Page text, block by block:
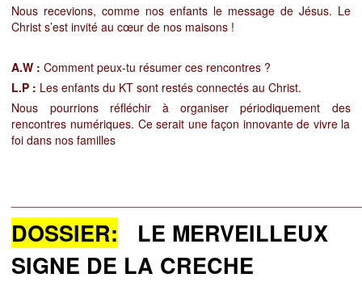
Nous recevions, comme nos enfants le message de Jésus. Le
Christ s’est invité au cœur de nos maisons !
A.W : Comment peux-tu résumer ces rencontres ?
L.P : Les enfants du KT sont restés connectés au Christ.
Nous pourrions réfléchir à organiser périodiquement des
rencontres numériques. Ce serait une façon innovante de vivre la
foi dans nos familles
DOSSIER:
LE MERVEILLEUX
SIGNE DE LA CRECHE